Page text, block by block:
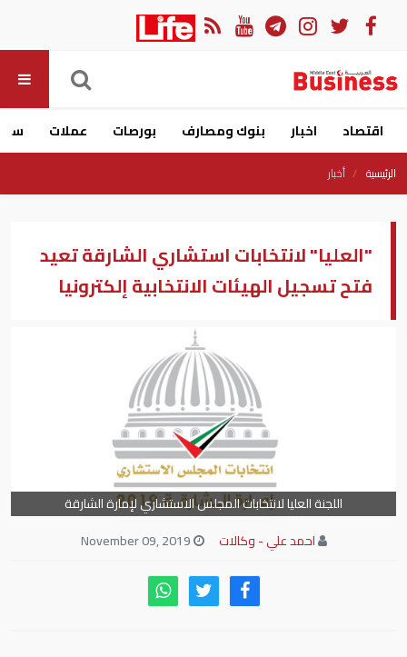
اقتصاد اخبار بنوك ومصارف بورصات عملات
الرئيسية أخبار
"العليا" لانتخابات استشاري الشارقة تعيد
فتح تسجيل الهيئات الانتخابية إلكترونيا
اللجنة العليا لانتخابات المجلس الاستشاري لإمارة الشارقة
احمد علي - وكالات